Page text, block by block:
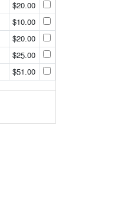
$20.00
$10.00
$20.00
$25.00
$51.00